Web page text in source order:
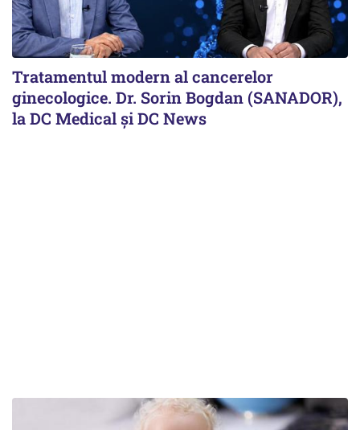
Tratamentul modern al cancerelor
ginecologice. Dr. Sorin Bogdan (SANADOR),
la DC Medical și DC News